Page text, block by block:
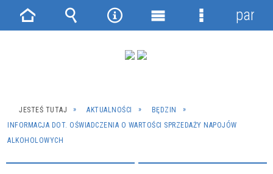
JESTEŚ TUTAJ AKTUALNOŚCI
BĘDZIN
INFORMACJA DOT. OŚWIADCZENIA O WARTOŚCI SPRZEDAŻY NAPOJÓW
ALKOHOLOWYCH
Strona Wyszukiwarka
NarzędziaMenu
Menu
panel